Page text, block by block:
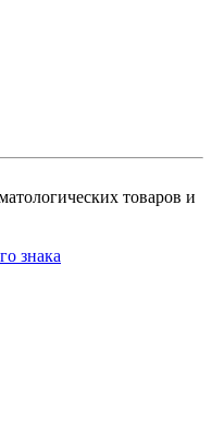
товаров и
знака